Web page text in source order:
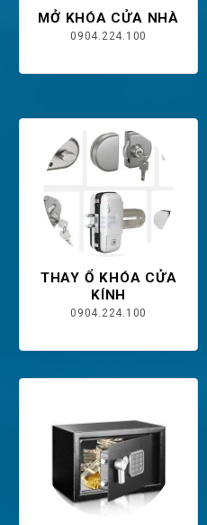
MỞ KHÓA CỬA NHÀ
0904.224.100
THAY Ổ KHÓA CỬA
KÍNH
0904.224.100